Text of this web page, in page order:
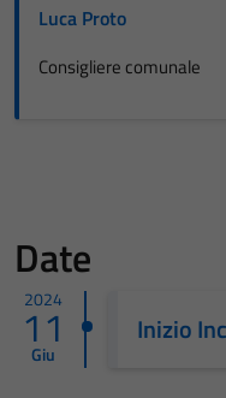
Luca Proto
Consigliere comunale
Date
2024
11
Giu
Inizio